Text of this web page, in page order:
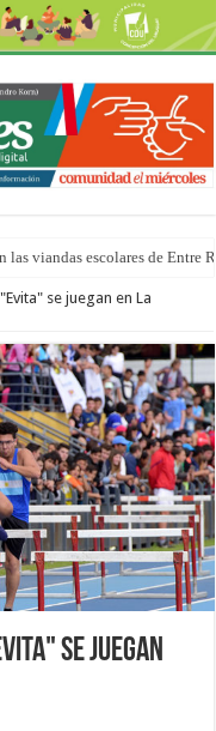
las viandas escolares de Entre
se juegan en La
se juegan